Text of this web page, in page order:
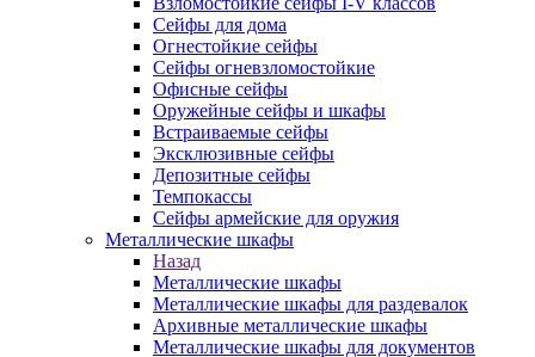
Сейфы для дома
Огнестойкие сейфы
Сейфы огневзломостойкие
Офисные сейфы
Оружейные сейфы и шкафы
Встраиваемые сейфы
Эксклюзивные сейфы
Депозитные сейфы
Темпокассы
Сейфы армейские для оружия
Металлические шкафы
Назад
Металлические шкафы
Металлические шкафы для раздевалок
Архивные металлические шкафы
Металлические шкафы для документов